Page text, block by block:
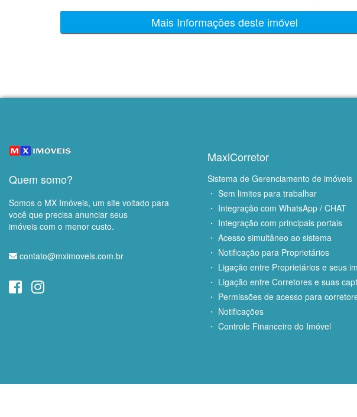
Mais Informações deste imóvel
Quem somo?
Somos o MX Imóveis, um site voltado para
você que precisa anunciar seus
imóveis com o menor custo.
contato@mximoveis.com.br
MaxiCorretor
Sistema de Gerenciamento de imóveis
・ Sem limites para trabalhar
・ Integração com WhatsApp / CHAT
・ Integração com principais portais
・ Acesso simultâneo ao sistema
・ Notificação para Proprietários
・ Ligação entre Proprietários e seus
・ Ligação entre Corretores e suas
・ Permissões de acesso para
・ Notificações
・ Controle Financeiro do Imóvel